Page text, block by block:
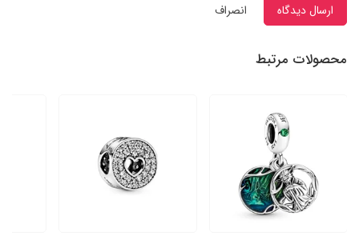
ارسال دیدگاه انصراف
محصولات مرتبط